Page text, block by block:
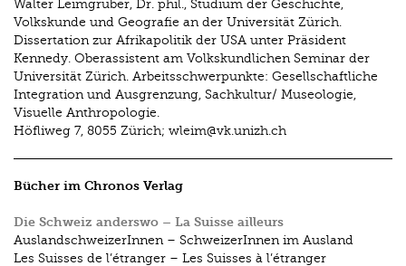
Walter Leimgruber, Dr. phil., Studium der Geschichte,
Volkskunde und Geografie an der Universität Zürich.
Dissertation zur Afrikapolitik der USA unter Präsident
Kennedy. Oberassistent am Volkskundlichen Seminar der
Universität Zürich. Arbeitsschwerpunkte: Gesellschaftliche
Integration und Ausgrenzung, Sachkultur/ Museologie,
Visuelle Anthropologie.
Höfliweg 7, 8055 Zürich; wleim@vk.unizh.ch
Bücher im Chronos Verlag
Die Schweiz anderswo – La Suisse ailleurs
AuslandschweizerInnen – SchweizerInnen im Ausland
Les Suisses de l’étranger – Les Suisses à l’étranger